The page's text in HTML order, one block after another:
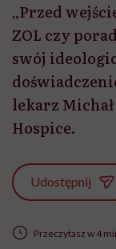
„Przed
ZOL czy
swój
lekarz
Hospice.
Udostępnij
Przeczytasz w 4